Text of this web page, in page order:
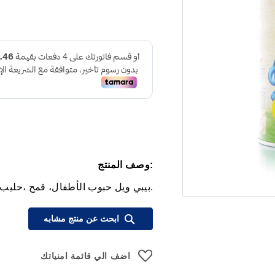
:وصف المنتج
.بيبي ويل حبوب الأطفال، قمح ،حليب، 5 فواكه 1000
ابحث عن منتج مشابه
اضف الي قائمة امنياتك